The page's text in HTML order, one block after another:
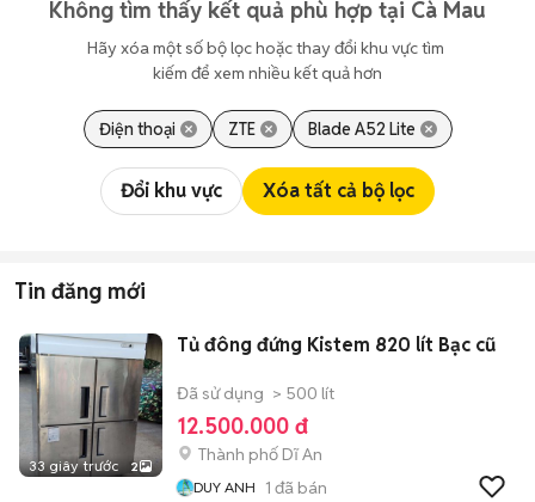
Không tìm thấy kết quả phù hợp tại Cà Mau
Hãy xóa một số bộ lọc hoặc thay đổi khu vực tìm
kiếm để xem nhiều kết quả hơn
Điện thoại ZTE Blade A52 Lite
Đổi khu vực Xóa tất cả bộ lọc
Tin đăng mới
33 giây trước 2
Tủ đông đứng Kistem 820 lít Bạc cũ
Đã sử dụng > 500 lít
12.500.000 đ
Thành phố Dĩ An
DUY ANH 1 đã bán